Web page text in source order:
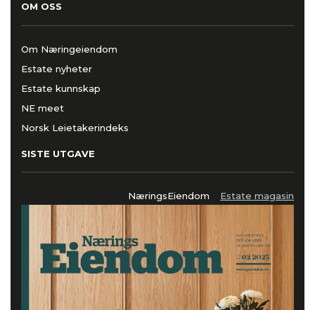
OM OSS
Om Næringeiendom
Estate nyheter
Estate kunnskap
NE meet
Norsk Leietakerindeks
SISTE UTGAVE
NæringsEiendom Estate magasin